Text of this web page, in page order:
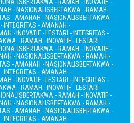
BERTAKWA - RAMAH - INOVATIF -
- NASIONALISBERTAKWA - RAMAH -
- AMANAH - NASIONALISBERTAKWA -
INTEGRITAS - AMANAH -
- INOVATIF - LESTARI - INTEGRITAS -
- RAMAH - INOVATIF - LESTARI -
BERTAKWA - RAMAH - INOVATIF -
- NASIONALISBERTAKWA - RAMAH -
- AMANAH - NASIONALISBERTAKWA -
INTEGRITAS - AMANAH -
- INOVATIF - LESTARI - INTEGRITAS -
- RAMAH - INOVATIF - LESTARI -
BERTAKWA - RAMAH - INOVATIF -
- NASIONALISBERTAKWA - RAMAH -
- AMANAH - NASIONALISBERTAKWA -
INTEGRITAS - AMANAH -